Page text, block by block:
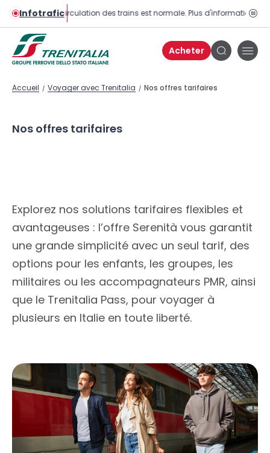
InfotraficLa circulation des trains est normale. Plus d'informations
Acheter
Bouton
Accueil / Voyager avec Trenitalia / Nos offres tarifaires
Nos offres tarifaires
Explorez nos solutions tarifaires flexibles et
avantageuses : l’offre Serenità vous garantit
une grande simplicité avec un seul tarif, des
options pour les enfants, les groupes, les
militaires ou les accompagnateurs PMR, ainsi
que le Trenitalia Pass, pour voyager à
plusieurs en Italie en toute liberté.